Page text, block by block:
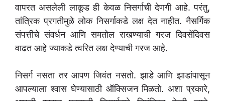
वापरत असलेली लाकूड ही केवळ निसर्गाची देणगी आहे. परंतु,
तांत्रिक प्रगतीमुळे लोक निसर्गाकडे लक्ष देत नाहीत. नैसर्गिक
संपत्तीचे संवर्धन आणि समतोल राखण्याची गरज दिवसेंदिवस
वाढत आहे ज्याकडे त्वरित लक्ष देण्याची गरज आहे.
निसर्ग नसता तर आपण जिवंत नसतो. झाडे आणि झाडांपासून
आपल्याला श्वास घेण्यासाठी ऑक्सिजन मिळतो. अशा प्रकारे,